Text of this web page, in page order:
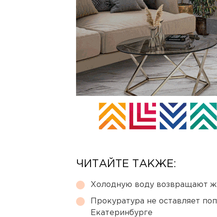
ЧИТАЙТЕ ТАКЖЕ:
Холодную воду возвращают
Прокуратура не оставляет
Екатеринбурге